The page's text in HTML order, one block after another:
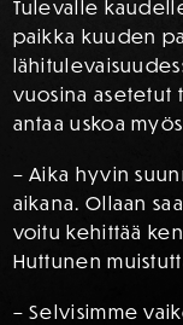
Tulevalle
paikka kuuden
vuosina asetetut
antaa uskoa
– Aika hyvin
aikana. Ollaan
voitu kehittää
Huttunen
– Selvisimme